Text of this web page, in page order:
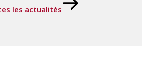
les actualités